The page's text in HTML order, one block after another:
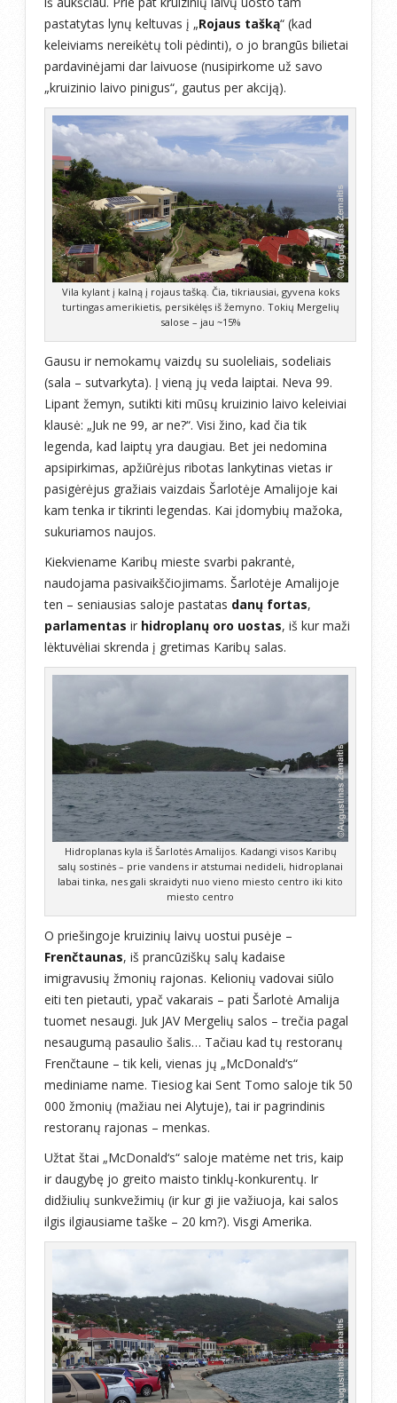
pastatytas lynų keltuvas į „Rojaus tašką“ (kad
keleiviams nereikėtų toli pėdinti), o jo brangūs bilietai
pardavinėjami dar laivuose (nusipirkome už savo
„kruizinio laivo pinigus“, gautus per akciją).
Vila kylant į kalną į rojaus tašką. Čia, tikriausiai, gyvena koks
turtingas amerikietis, persikėlęs iš žemyno. Tokių Mergelių
salose – jau ~15%
Gausu ir nemokamų vaizdų su suoleliais, sodeliais
(sala – sutvarkyta). Į vieną jų veda laiptai. Neva 99.
Lipant žemyn, sutikti kiti mūsų kruizinio laivo keleiviai
klausė: „Juk ne 99, ar ne?“. Visi žino, kad čia tik
legenda, kad laiptų yra daugiau. Bet jei nedomina
apsipirkimas, apžiūrėjus ribotas lankytinas vietas ir
pasigėrėjus gražiais vaizdais Šarlotėje Amalijoje kai
kam tenka ir tikrinti legendas. Kai įdomybių mažoka,
sukuriamos naujos.
Kiekviename Karibų mieste svarbi pakrantė,
naudojama pasivaikščiojimams. Šarlotėje Amalijoje
ten – seniausias saloje pastatas danų fortas,
parlamentas ir hidroplanų oro uostas, iš kur maži
lėktuvėliai skrenda į gretimas Karibų salas.
Hidroplanas kyla iš Šarlotės Amalijos. Kadangi visos Karibų
salų sostinės – prie vandens ir atstumai nedideli, hidroplanai
labai tinka, nes gali skraidyti nuo vieno miesto centro iki kito
miesto centro
O priešingoje kruizinių laivų uostui pusėje –
Frenčtaunas, iš prancūziškų salų kadaise
imigravusių žmonių rajonas. Kelionių vadovai siūlo
eiti ten pietauti, ypač vakarais – pati Šarlotė Amalija
tuomet nesaugi. Juk JAV Mergelių salos – trečia pagal
nesaugumą pasaulio šalis… Tačiau kad tų restoranų
Frenčtaune – tik keli, vienas jų „McDonald‘s“
mediniame name. Tiesiog kai Sent Tomo saloje tik 50
000 žmonių (mažiau nei Alytuje), tai ir pagrindinis
restoranų rajonas – menkas.
Užtat štai „McDonald‘s“ saloje matėme net tris, kaip
ir daugybę jo greito maisto tinklų-konkurentų. Ir
didžiulių sunkvežimių (ir kur gi jie važiuoja, kai salos
ilgis ilgiausiame taške – 20 km?). Visgi Amerika.